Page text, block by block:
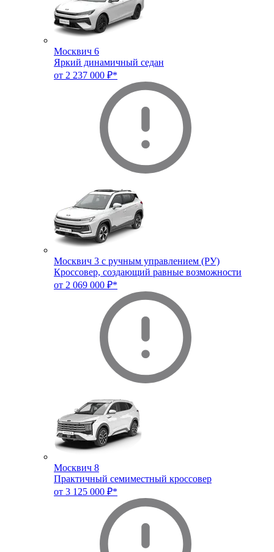
Москвич 6
Яркий динамичный седан
от 2 237 000 ₽*
Москвич 3 с ручным управлением (РУ)
Кроссовер, создающий равные возможности
от 2 069 000 ₽*
Москвич 8
Практичный семиместный кроссовер
от 3 125 000 ₽*